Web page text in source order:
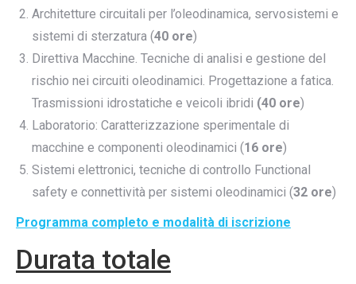
Architetture circuitali per l’oleodinamica, servosistemi e
sistemi di sterzatura (40 ore)
Direttiva Macchine. Tecniche di analisi e gestione del
rischio nei circuiti oleodinamici. Progettazione a fatica.
Trasmissioni idrostatiche e veicoli ibridi (40 ore)
Laboratorio: Caratterizzazione sperimentale di
macchine e componenti oleodinamici (16 ore)
Sistemi elettronici, tecniche di controllo Functional
safety e connettività per sistemi oleodinamici (32 ore)
Programma completo e modalità di iscrizione
Durata totale